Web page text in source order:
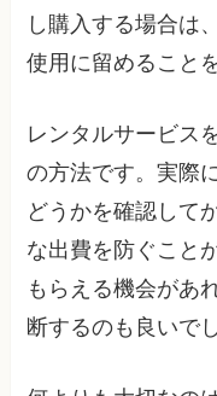
し購入する場合は
使用に留めること
レンタルサービス
の方法です。実際
どうかを確認して
な出費を防ぐこと
もらえる機会があ
断するのも良いで